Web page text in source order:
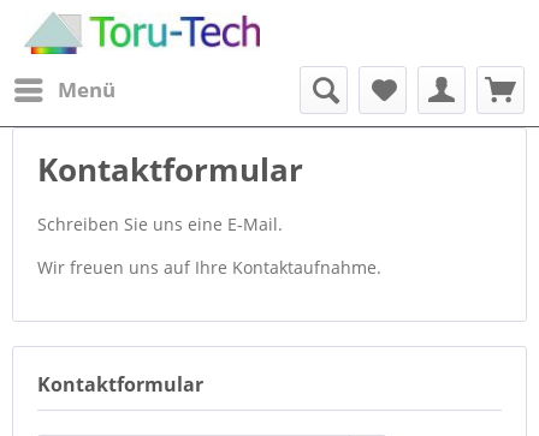
Menü
Kontaktformular
Schreiben Sie uns eine E-Mail.
Wir freuen uns auf Ihre Kontaktaufnahme.
Kontaktformular